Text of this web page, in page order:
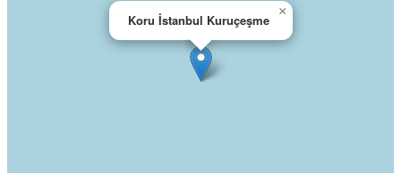
Koru İstanbul Kuruçeşme
×